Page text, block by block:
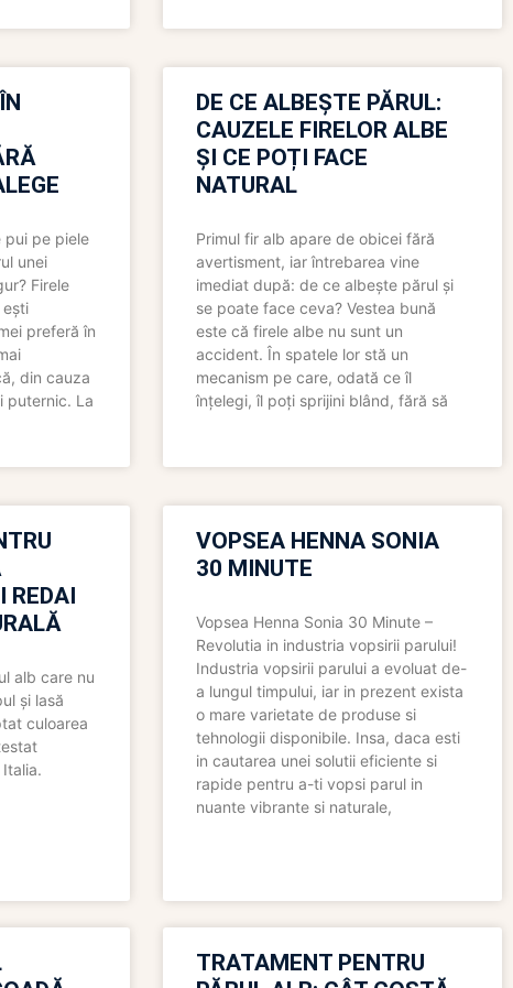
pui pe piele
unei
Firele
preferă în
din cauza
puternic. La
DE CE ALBEȘTE PĂRUL:
CAUZELE FIRELOR ALBE
ȘI CE POȚI FACE
NATURAL
Primul fir alb apare de obicei fără
avertisment, iar întrebarea vine
imediat după: de ce albește părul și
se poate face ceva? Vestea bună
este că firele albe nu sunt un
accident. În spatele lor stă un
mecanism pe care, odată ce îl
înțelegi, îl poți sprijini blând, fără să
REDAI
alb care nu
și lasă
culoarea
VOPSEA HENNA SONIA
30 MINUTE
Vopsea Henna Sonia 30 Minute –
Revolutia in industria vopsirii parului!
Industria vopsirii parului a evoluat de-
a lungul timpului, iar in prezent exista
o mare varietate de produse si
tehnologii disponibile. Insa, daca esti
in cautarea unei solutii eficiente si
rapide pentru a-ti vopsi parul in
nuante vibrante si naturale,
TRATAMENT PENTRU